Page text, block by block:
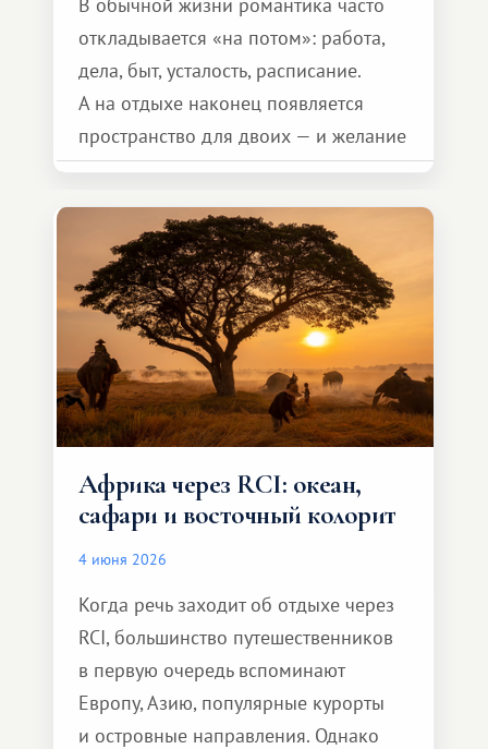
откладывается «на потом»: работа,
дела, быт, усталость, расписание.
А на отдыхе наконец появляется
пространство для двоих — и желание
сделать для близкого человека что-то
особенное. Не обязательно
масштабное, но тёплое
и запоминающееся :)
Африка через RCI: океан,
сафари и восточный колорит
4 июня 2026
Когда речь заходит об отдыхе через
RCI, большинство путешественников
в первую очередь вспоминают
Европу, Азию, популярные курорты
и островные направления. Однако